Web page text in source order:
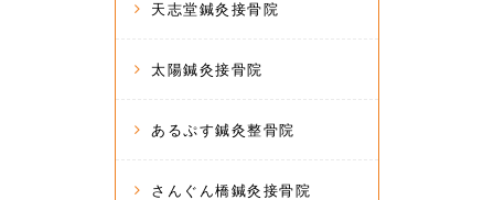
天志堂鍼灸接骨院
太陽鍼灸接骨院
あるぷす鍼灸整骨院
さんぐん橋鍼灸接骨院